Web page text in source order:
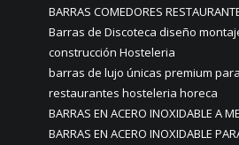
BARRAS COMEDORES
Barras de Discoteca diseño
construcción Hosteleria
barras de lujo únicas premium
restaurantes hosteleria horeca
BARRAS EN ACERO INOXIDABLE A
BARRAS EN ACERO INOXIDABLE